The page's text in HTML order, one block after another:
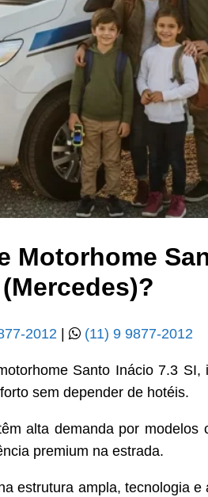
Motorhome
2012 | (11) 9 9877-2012
Santo Inácio 7.3 SI,
sem depender de hotéis.
alta demanda por modelos
premium na estrada.
estrutura ampla, tecnologia